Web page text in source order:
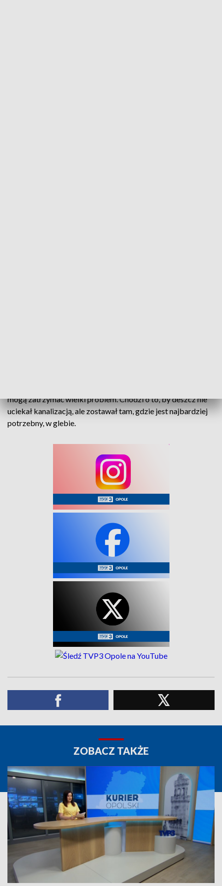
mogą zatrzymać wielki problem. Chodzi o to, by deszcz nie
uciekał kanalizacją, ale zostawał tam, gdzie jest najbardziej
potrzebny, w glebie.
ZOBACZ TAKŻE